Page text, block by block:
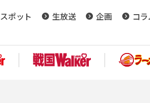
スポット 生放送 企画 コ